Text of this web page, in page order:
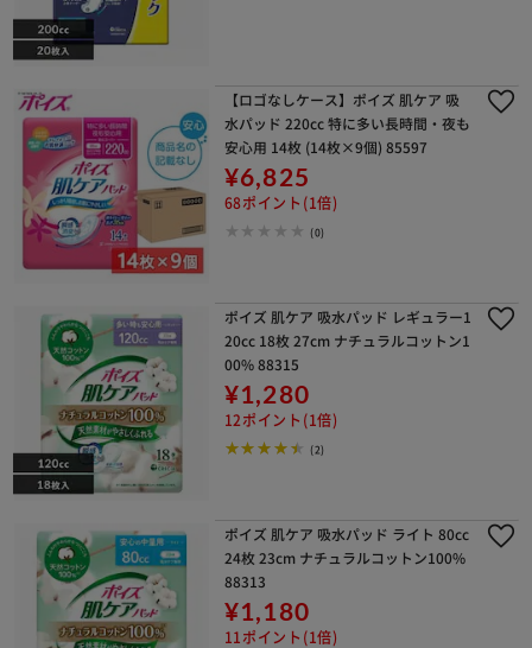
【ロゴなしケース】ポイズ 肌ケア 吸
水パッド 220cc 特に多い長時間・夜も
安心用 14枚 (14枚×9個) 85597
¥6,825
68ポイント(1倍)
(0)
ポイズ 肌ケア 吸水パッド レギュラー1
20cc 18枚 27cm ナチュラルコットン1
00% 88315
¥1,280
12ポイント(1倍)
(2)
ポイズ 肌ケア 吸水パッド ライト 80cc
24枚 23cm ナチュラルコットン100%
88313
¥1,180
11ポイント(1倍)